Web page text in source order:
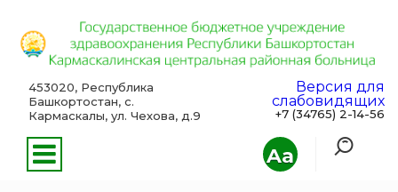
Aa
453020, Республика
Башкортостан, с.
Кармаскалы, ул. Чехова, д.9
Версия для
слабовидящих
+7 (34765) 2-14-56